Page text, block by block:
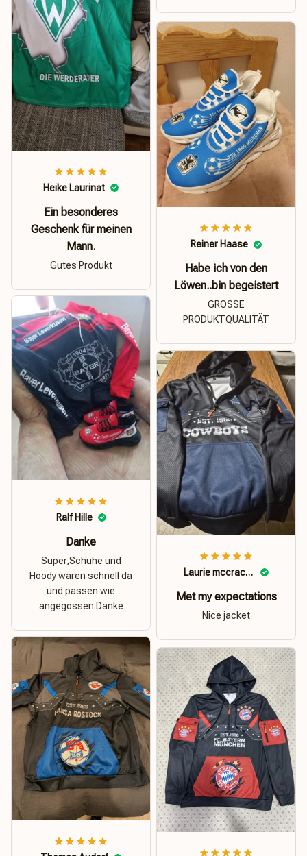
Heike Laurinat
Ein besonderes
Geschenk für meinen
Mann.
Gutes Produkt
Reiner Haase
Habe ich von den
Löwen..bin begeistert
GROSSE
PRODUKTQUALITÄT
Ralf Hille
Danke
Super,Schuhe und
Hoody waren schnell da
und passen wie
angegossen.Danke
Laurie mccracken
Met my expectations
Nice jacket